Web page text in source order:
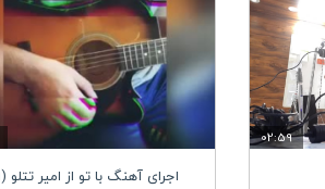
02:59
اجرای آهنگ با تو از امیر تتلو (1)